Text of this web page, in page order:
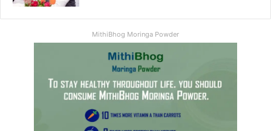
MithiBhog Moringa Powder